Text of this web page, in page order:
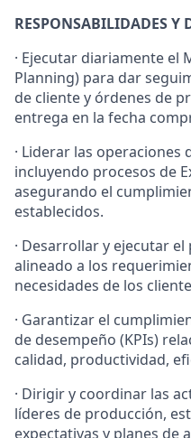
RESPONSABILIDADES Y
· Ejecutar diariamente el
Planning) para dar
de cliente y órdenes de
entrega en la fecha
· Liderar las
incluyendo procesos de
asegurando el
establecidos.
· Desarrollar y ejecutar
alineado a los
necesidades de los
· Garantizar el
de desempeño (KPIs)
calidad, productividad,
· Dirigir y coordinar las
líderes de producción,
expectativas y planes de